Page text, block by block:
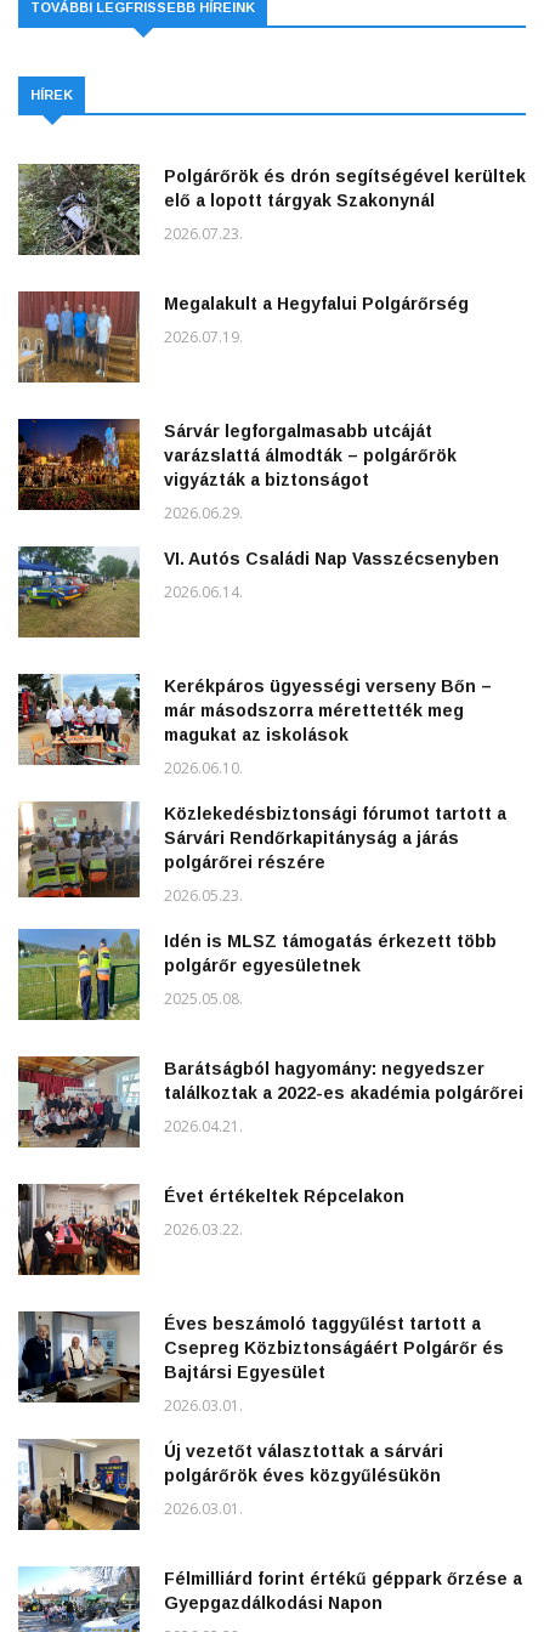
TOVÁBBI LEGFRISSEBB HÍREINK
HÍREK
Polgárőrök és drón segítségével kerültek
elő a lopott tárgyak Szakonynál
2026.07.23.
Megalakult a Hegyfalui Polgárőrség
2026.07.19.
Sárvár legforgalmasabb utcáját
varázslattá álmodták – polgárőrök
vigyázták a biztonságot
2026.06.29.
VI. Autós Családi Nap Vasszécsenyben
2026.06.14.
Kerékpáros ügyességi verseny Bőn –
már másodszorra mérettették meg
magukat az iskolások
2026.06.10.
Közlekedésbiztonsági fórumot tartott a
Sárvári Rendőrkapitányság a járás
polgárőrei részére
2026.05.23.
Idén is MLSZ támogatás érkezett több
polgárőr egyesületnek
2025.05.08.
Barátságból hagyomány: negyedszer
találkoztak a 2022-es akadémia polgárőrei
2026.04.21.
Évet értékeltek Répcelakon
2026.03.22.
Éves beszámoló taggyűlést tartott a
Csepreg Közbiztonságáért Polgárőr és
Bajtársi Egyesület
2026.03.01.
Új vezetőt választottak a sárvári
polgárőrök éves közgyűlésükön
2026.03.01.
Félmilliárd forint értékű géppark őrzése a
Gyepgazdálkodási Napon